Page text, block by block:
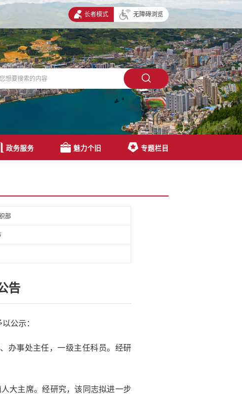
长者模式 无障碍浏览
政务服务 魅力个旧 专题栏目
部
告
公示：
办事处主任，一级主任科员。经研
大主席。经研究，该同志拟进一步